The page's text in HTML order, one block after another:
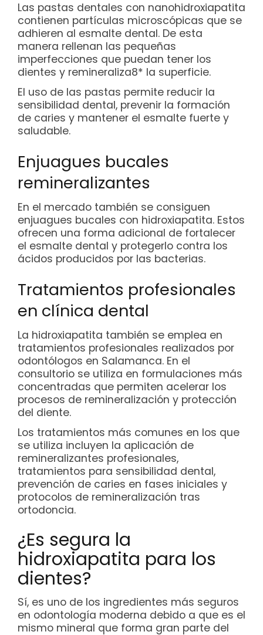
Las pastas dentales con nanohidroxiapatita
contienen partículas microscópicas que se
adhieren al esmalte dental. De esta
manera rellenan las pequeñas
imperfecciones que puedan tener los
dientes y remineraliza8* la superficie.
El uso de las pastas permite reducir la
sensibilidad dental, prevenir la formación
de caries y mantener el esmalte fuerte y
saludable.
Enjuagues bucales
remineralizantes
En el mercado también se consiguen
enjuagues bucales con hidroxiapatita. Estos
ofrecen una forma adicional de fortalecer
el esmalte dental y protegerlo contra los
ácidos producidos por las bacterias.
Tratamientos profesionales
en clínica dental
La hidroxiapatita también se emplea en
tratamientos profesionales realizados por
odontólogos en Salamanca. En el
consultorio se utiliza en formulaciones más
concentradas que permiten acelerar los
procesos de remineralización y protección
del diente.
Los tratamientos más comunes en los que
se utiliza incluyen la aplicación de
remineralizantes profesionales,
tratamientos para sensibilidad dental,
prevención de caries en fases iniciales y
protocolos de remineralización tras
ortodoncia.
¿Es segura la
hidroxiapatita para los
dientes?
Sí, es uno de los ingredientes más seguros
en odontología moderna debido a que es el
mismo mineral que forma gran parte del